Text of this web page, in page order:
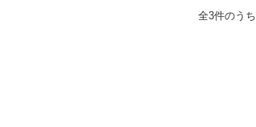
全3件のうち